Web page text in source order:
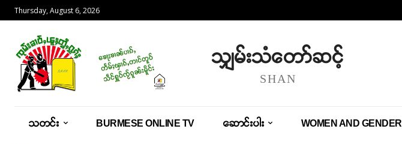
Thursday, August 6, 2026
သျှမ်းသံတော်ဆင့်
SHAN
သတင်း BURMESE ONLINE TV ဆောင်းပါး WOMEN AND GENDER